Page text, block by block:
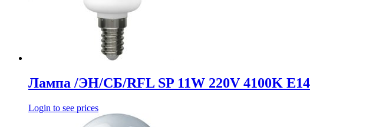
Лампа /ЭН/СБ/RFL SP 11W 220V 4100K E14
Login to see prices